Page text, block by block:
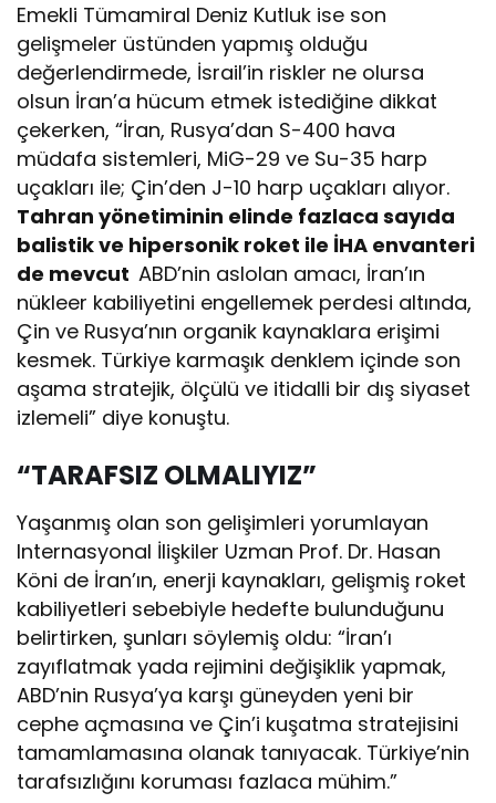
Emekli Tümamiral Deniz Kutluk ise son
gelişmeler üstünden yapmış olduğu
değerlendirmede, İsrail’in riskler ne olursa
olsun İran’a hücum etmek istediğine dikkat
çekerken, “İran, Rusya’dan S-400 hava
müdafa sistemleri, MiG-29 ve Su-35 harp
uçakları ile; Çin’den J-10 harp uçakları alıyor.
Tahran yönetiminin elinde fazlaca sayıda
balistik ve hipersonik roket ile İHA envanteri
de mevcutABD’nin aslolan amacı, İran’ın
nükleer kabiliyetini engellemek perdesi altında,
Çin ve Rusya’nın organik kaynaklara erişimi
kesmek. Türkiye karmaşık denklem içinde son
aşama stratejik, ölçülü ve itidalli bir dış siyaset
izlemeli” diye konuştu.
“TARAFSIZ OLMALIYIZ”
Yaşanmış olan son gelişimleri yorumlayan
Internasyonal İlişkiler Uzman Prof. Dr. Hasan
Köni de İran’ın, enerji kaynakları, gelişmiş roket
kabiliyetleri sebebiyle hedefte bulunduğunu
belirtirken, şunları söylemiş oldu: “İran’ı
zayıflatmak yada rejimini değişiklik yapmak,
ABD’nin Rusya’ya karşı güneyden yeni bir
cephe açmasına ve Çin’i kuşatma stratejisini
tamamlamasına olanak tanıyacak. Türkiye’nin
tarafsızlığını koruması fazlaca mühim.”